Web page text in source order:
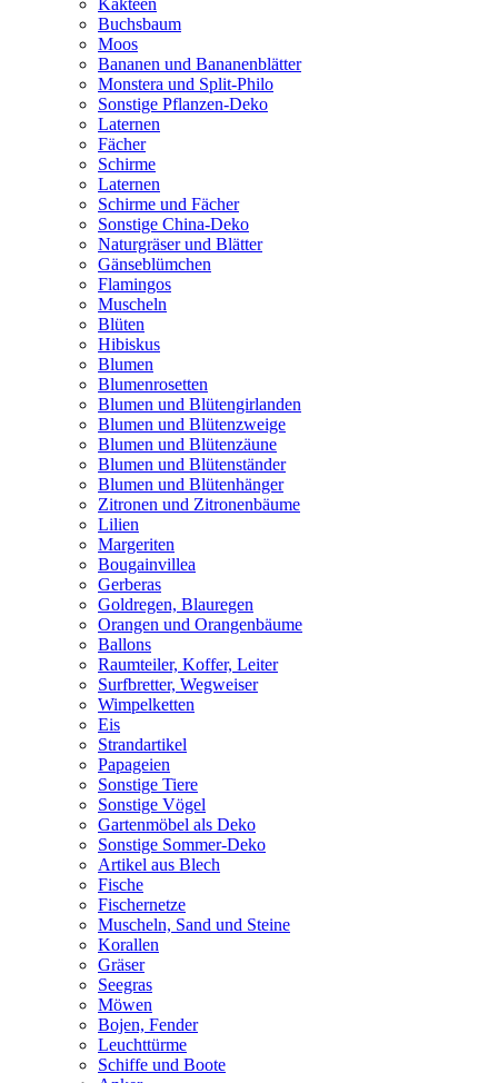
Buchsbaum
Moos
Bananen und Bananenblätter
Monstera und Split-Philo
Sonstige Pflanzen-Deko
Laternen
Fächer
Schirme
Laternen
Schirme und Fächer
Sonstige China-Deko
Naturgräser und Blätter
Gänseblümchen
Flamingos
Muscheln
Blüten
Hibiskus
Blumen
Blumenrosetten
Blumen und Blütengirlanden
Blumen und Blütenzweige
Blumen und Blütenzäune
Blumen und Blütenständer
Blumen und Blütenhänger
Zitronen und Zitronenbäume
Lilien
Margeriten
Bougainvillea
Gerberas
Goldregen, Blauregen
Orangen und Orangenbäume
Ballons
Raumteiler, Koffer, Leiter
Surfbretter, Wegweiser
Wimpelketten
Eis
Strandartikel
Papageien
Sonstige Tiere
Sonstige Vögel
Gartenmöbel als Deko
Sonstige Sommer-Deko
Artikel aus Blech
Fische
Fischernetze
Muscheln, Sand und Steine
Korallen
Gräser
Seegras
Möwen
Bojen, Fender
Leuchttürme
Schiffe und Boote